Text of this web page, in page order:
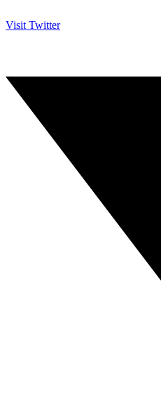
Visit Twitter